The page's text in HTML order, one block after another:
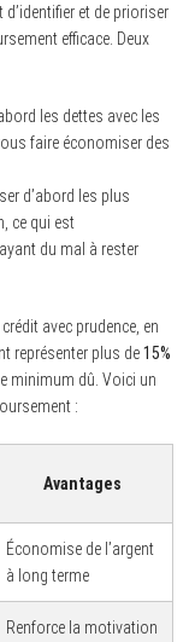
et de prioriser
efficace. Deux
les dettes avec les
faire économiser des
d’abord les plus
ce qui est
du mal à rester
avec prudence, en
représenter plus de15%
minimum dû. Voici un
:
Avantages
Économise de l’argent
à long terme
Renforce la motivation